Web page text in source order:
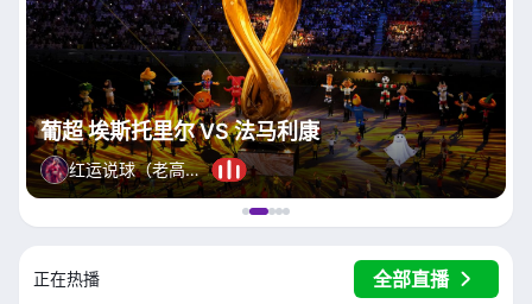
葡超 埃斯托里尔 VS 法马利康
红运说球（老高卫星）
正在热播 全部直播